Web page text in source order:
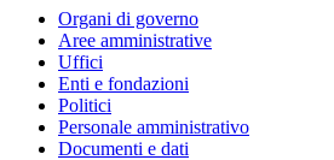
Organi di governo
Aree amministrative
Uffici
Enti e fondazioni
Politici
Personale amministrativo
Documenti e dati